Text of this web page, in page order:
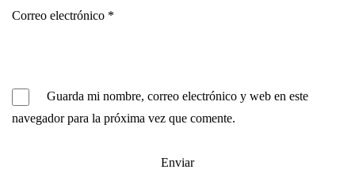
Correo electrónico *
Guarda mi nombre, correo electrónico y web en este
navegador para la próxima vez que comente.